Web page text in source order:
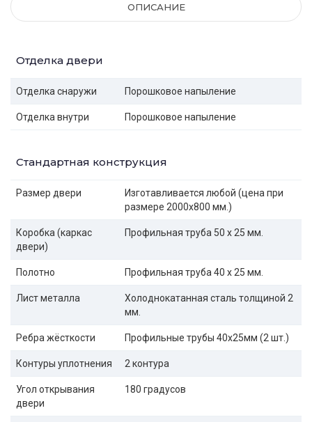
ОПИСАНИЕ
Отделка двери
Отделка снаружи Порошковое напыление
Отделка внутри Порошковое напыление
Стандартная конструкция
Размер двери
Изготавливается любой (цена при
размере 2000x800 мм.)
Коробка (каркас
двери)
Профильная труба 50 х 25 мм.
Полотно Профильная труба 40 х 25 мм.
Лист металла
Холоднокатанная сталь толщиной 2
мм.
Ребра жёсткости Профильные трубы 40х25мм (2 шт.)
Контуры уплотнения 2 контура
Угол открывания
двери
180 градусов